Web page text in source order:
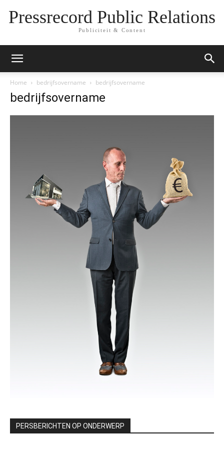
Pressrecord Public Relations
Publiciteit & Content
Home bedrijfsovername bedrijfsovername
bedrijfsovername
PERSBERICHTEN OP ONDERWERP